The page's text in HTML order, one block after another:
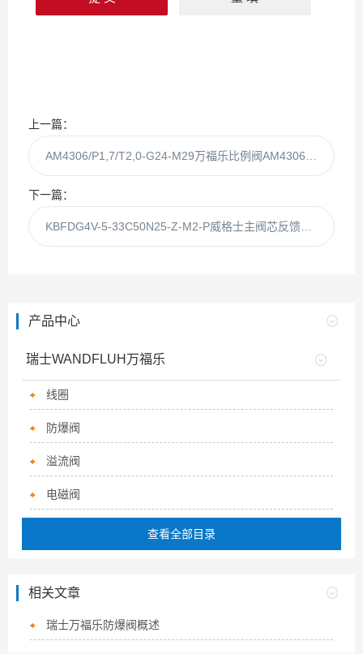
上一篇：
下一篇：
产品中心
瑞士WANDFLUH万福乐
线圈
防爆阀
溢流阀
电磁阀
查看全部目录
相关文章
瑞士万福乐防爆阀概述